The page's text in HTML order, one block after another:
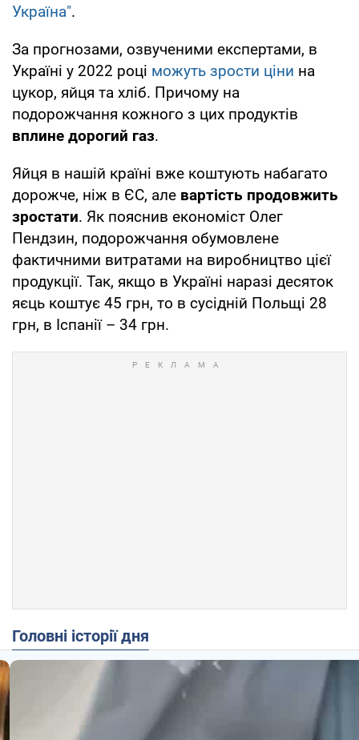
Україна".
За прогнозами, озвученими експертами, в
Україні у 2022 році можуть зрости ціни на
цукор, яйця та хліб. Причому на
подорожчання кожного з цих продуктів
вплине дорогий газ.
Яйця в нашій країні вже коштують набагато
дорожче, ніж в ЄС, але вартість продовжить
зростати. Як пояснив економіст Олег
Пендзин, подорожчання обумовлене
фактичними витратами на виробництво цієї
продукції. Так, якщо в Україні наразі десяток
яєць коштує 45 грн, то в сусідній Польщі 28
грн, в Іспанії – 34 грн.
Головні історії дня